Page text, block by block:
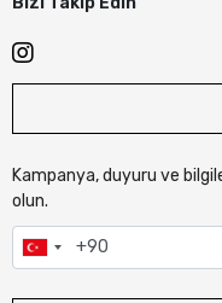
Kampanya, duyuru ve
olun.